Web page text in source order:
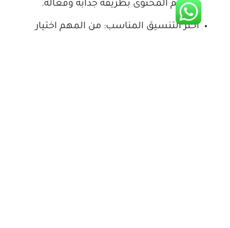
وتقديم المحتوى بطريقة جذابة وفعالة.
اختر التنسيق المناسب: من المهم اختيار